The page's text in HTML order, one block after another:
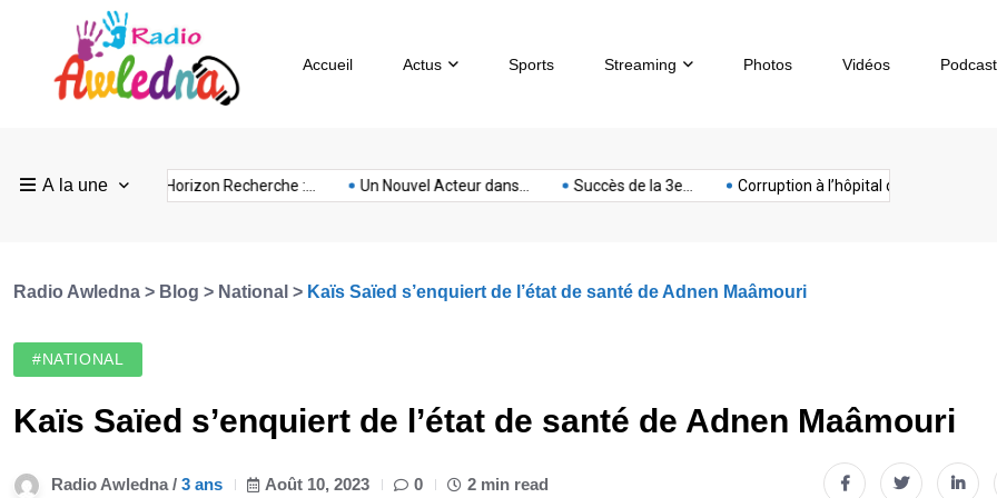
Accueil Actus Sports Streaming Photos Vidéos
A la une
:... FEF Horizon Recherche :... Un Nouvel Acteur dans... Succès de la 3e... Corruption à l’hôpital de...
nubia prison
Radio
Awledna
Realme
Sevilla
FC
Smartphone
sous-
marin
Spectacle Sport Tech terrorisme
Radio Awledna > Blog > National > Kaïs Saïed s’enquiert de l’état de santé de Adnen Maâmouri
#NATIONAL
Kaïs Saïed s’enquiert de l’état de santé de Adnen Maâmouri
Radio Awledna / 3 ans Août 10, 2023 0 2 min read